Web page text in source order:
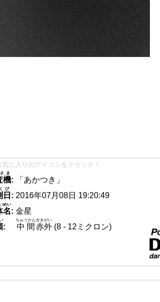
に入りのアイコンをクリック！
機
き
:
「あかつき」
日
び
: 2016年07月08日 19:20:49
名
めい
: 金星
: 中間
ちゅうかん
赤外
せきがい
(8 - 12ミクロン)